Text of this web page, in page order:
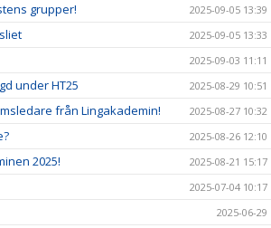
grupper! 2025-09-05 13:39
2025-09-05 13:33
2025-09-03 11:11
under HT25 2025-08-29 10:51
från Lingakademin! 2025-08-27 10:32
2025-08-26 12:10
2025! 2025-08-21 15:17
2025-07-04 10:17
2025-06-29